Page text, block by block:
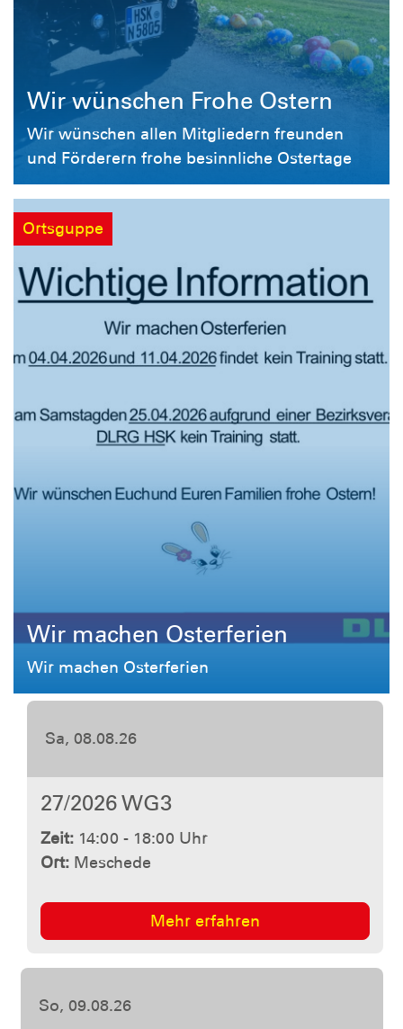
Wir wünschen Frohe Ostern
Wir wünschen allen Mitgliedern freunden
und Förderern frohe besinnliche Ostertage
Ortsguppe
Wir machen Osterferien
Wir machen Osterferien
Sa, 22.08.26
31/2026 WG2
Zeit:14:00 - 18:00 Uhr
Ort:Meschede
Mehr erfahren
So, 23.08.26